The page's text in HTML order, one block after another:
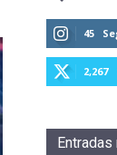
45
2,267